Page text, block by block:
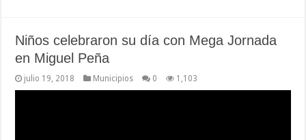
privado bajo el respaldo de la Alcaldía de Valencia a través del
Consejo Municipal …
Leer mas...